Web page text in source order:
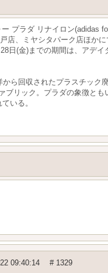
プラダ リナイロン(adidas
店、ミヤシタパーク店ほか
日(金)までの期間は、アデ
ら回収されたプラスチック
リック。プラダの象徴と
いる。
09:40:14 # 1329